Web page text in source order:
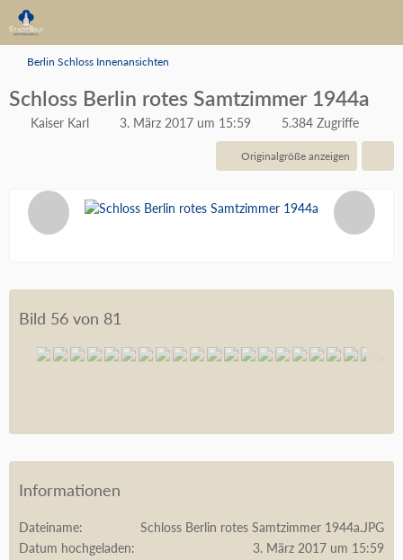
Berlin Schloss Innenansichten
Schloss Berlin rotes Samtzimmer 1944a
Kaiser Karl 3. März 2017 um 15:59 5.384 Zugriffe
Originalgröße anzeigen
Bild 56 von 81
Informationen
Dateiname
Schloss Berlin rotes Samtzimmer 1944a.JPG
Datum hochgeladen
3. März 2017 um 15:59